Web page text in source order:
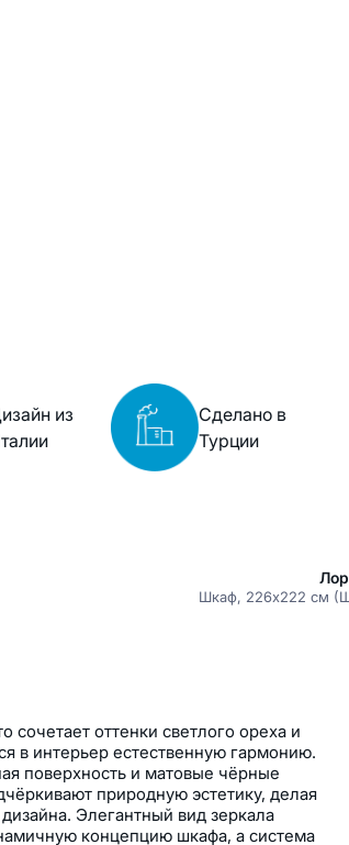
из
Сделано в
Турции
Шкаф, 226x222 см
оттенки светлого ореха и
в интерьер естественную гармонию.
поверхность и матовые чёрные
природную эстетику, делая
Элегантный вид зеркала
концепцию шкафа, а система